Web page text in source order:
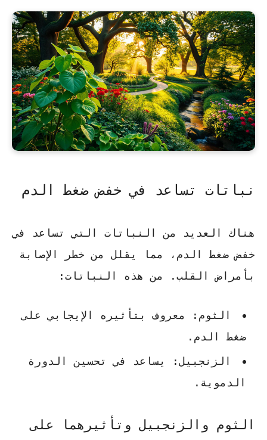
نباتات تساعد في خفض ضغط الدم
هناك العديد من النباتات التي تساعد في
خفض ضغط الدم، مما يقلل من خطر الإصابة
بأمراض القلب. من هذه النباتات:
الثوم: معروف بتأثيره الإيجابي على
ضغط الدم.
الزنجبيل: يساعد في تحسين الدورة
الدموية.
الثوم والزنجبيل وتأثيرهما على